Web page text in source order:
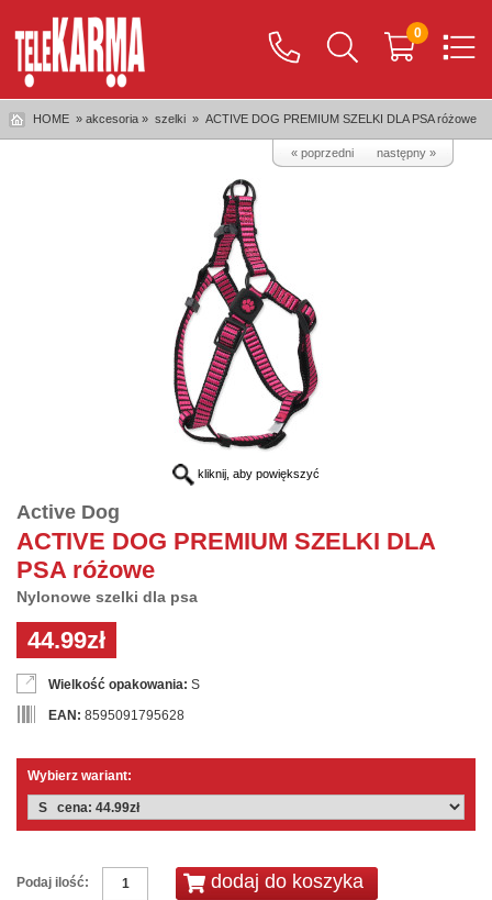
0
HOME » akcesoria » szelki » ACTIVE DOG PREMIUM SZELKI DLA PSA różowe
« poprzedni następny »
kliknij, aby powiększyć
Active Dog
ACTIVE DOG PREMIUM SZELKI DLA
PSA różowe
Nylonowe szelki dla psa
44.99zł
Wielkość opakowania: S
EAN: 8595091795628
Wybierz wariant:
Podaj ilość: